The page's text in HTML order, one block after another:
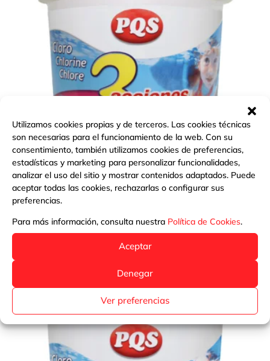
Utilizamos cookies propias y de terceros. Las cookies técnicas
son necesarias para el funcionamiento de la web. Con su
consentimiento, también utilizamos cookies de preferencias,
estadísticas y marketing para personalizar funcionalidades,
analizar el uso del sitio y mostrar contenidos adaptados. Puede
aceptar todas las cookies, rechazarlas o configurar sus
preferencias.
Para más información, consulta nuestra Política de Cookies.
Aceptar
Denegar
Ver preferencias
CLORO 3 ACCIONES GRANO PQS